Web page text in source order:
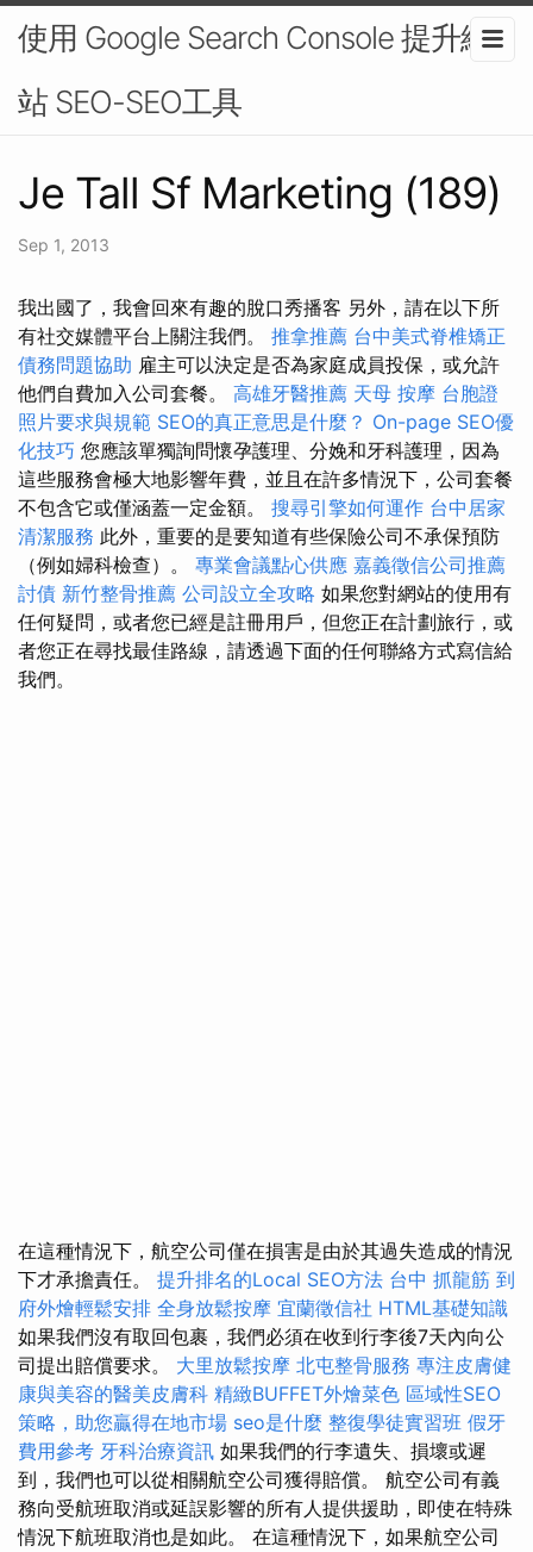
使用 Google Search Console 提升網
站 SEO-SEO工具
Je Tall Sf Marketing (189)
Sep 1, 2013
我出國了，我會回來有趣的脫口秀播客 另外，請在以下所
有社交媒體平台上關注我們。 推拿推薦 台中美式脊椎矯正
債務問題協助 雇主可以決定是否為家庭成員投保，或允許
他們自費加入公司套餐。 高雄牙醫推薦 天母 按摩 台胞證
照片要求與規範 SEO的真正意思是什麼？ On-page SEO優
化技巧 您應該單獨詢問懷孕護理、分娩和牙科護理，因為
這些服務會極大地影響年費，並且在許多情況下，公司套餐
不包含它或僅涵蓋一定金額。 搜尋引擎如何運作 台中居家
清潔服務 此外，重要的是要知道有些保險公司不承保預防
（例如婦科檢查）。 專業會議點心供應 嘉義徵信公司推薦
討債 新竹整骨推薦 公司設立全攻略 如果您對網站的使用有
任何疑問，或者您已經是註冊用戶，但您正在計劃旅行，或
者您正在尋找最佳路線，請透過下面的任何聯絡方式寫信給
我們。
在這種情況下，航空公司僅在損害是由於其過失造成的情況
下才承擔責任。 提升排名的Local SEO方法 台中 抓龍筋 到
府外燴輕鬆安排 全身放鬆按摩 宜蘭徵信社 HTML基礎知識
如果我們沒有取回包裹，我們必須在收到行李後7天內向公
司提出賠償要求。 大里放鬆按摩 北屯整骨服務 專注皮膚健
康與美容的醫美皮膚科 精緻BUFFET外燴菜色 區域性SEO
策略，助您贏得在地市場 seo是什麼 整復學徒實習班 假牙
費用參考 牙科治療資訊 如果我們的行李遺失、損壞或遲
到，我們也可以從相關航空公司獲得賠償。 航空公司有義
務向受航班取消或延誤影響的所有人提供援助，即使在特殊
情況下航班取消也是如此。 在這種情況下，如果航空公司